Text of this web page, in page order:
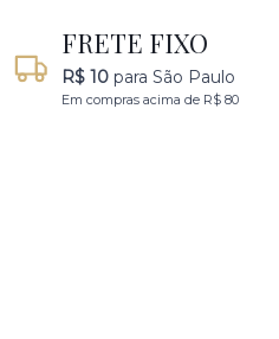
FRETE FIXO
R$ 10 para São Paulo
Em compras acima de R$ 80